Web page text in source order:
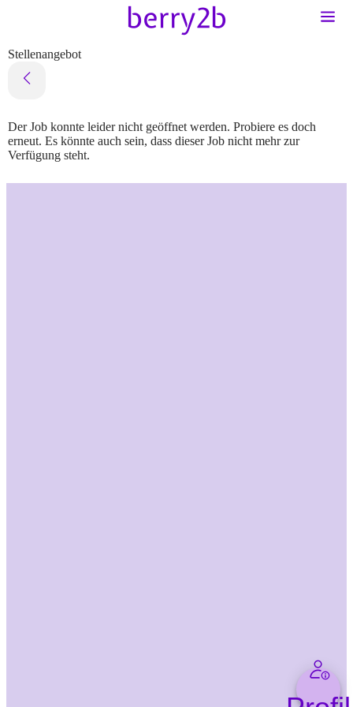
Stellenangebot
Der Job konnte leider nicht geöffnet werden. Probiere es doch
erneut. Es könnte auch sein, dass dieser Job nicht mehr zur
Verfügung steht.